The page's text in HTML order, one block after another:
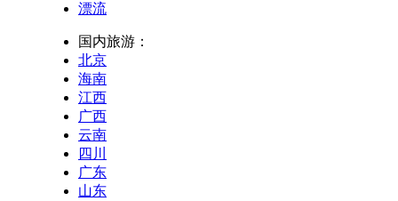
漂流
国内旅游：
北京
海南
江西
广西
云南
四川
广东
山东